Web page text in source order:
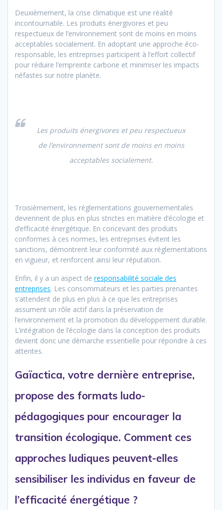
Deuxièmement, la crise climatique est une réalité
incontournable. Les produits énergivores et peu
respectueux de l’environnement sont de moins en moins
acceptables socialement. En adoptant une approche éco-
responsable, les entreprises participent à l’effort collectif
pour réduire l’empreinte carbone et minimiser les impacts
néfastes sur notre planète.
Les produits énergivores et peu respectueux
de l’environnement sont de moins en moins
acceptables socialement.
Troisièmement, les réglementations gouvernementales
deviennent de plus en plus strictes en matière d’écologie et
d’efficacité énergétique. En concevant des produits
conformes à ces normes, les entreprises évitent les
sanctions, démontrent leur conformité aux réglementations
en vigueur, et renforcent ainsi leur réputation.
Enfin, il y a un aspect de responsabilité sociale des
entreprises. Les consommateurs et les parties prenantes
s’attendent de plus en plus à ce que les entreprises
assument un rôle actif dans la préservation de
l’environnement et la promotion du développement durable.
L’intégration de l’écologie dans la conception des produits
devient donc une démarche essentielle pour répondre à ces
attentes.
Gaïactica, votre dernière entreprise,
propose des formats ludo-
pédagogiques pour encourager la
transition écologique. Comment ces
approches ludiques peuvent-elles
sensibiliser les individus en faveur de
l’efficacité énergétique ?